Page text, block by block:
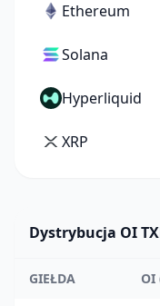
Ethereum
Solana
Hyperliquid
XRP
Dystrybucja OI
GIEŁDA OI